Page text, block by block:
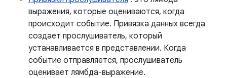
выражения, которые оцениваются, когда
происходит событие. Привязка данных всегда
создает прослушиватель, который
устанавливается в представлении. Когда
событие отправляется, прослушиватель
оценивает лямбда-выражение.